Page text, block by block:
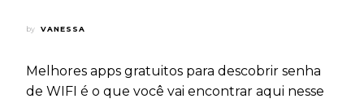
by VANESSA
Melhores apps gratuitos para descobrir senha
de WIFI é o que você vai encontrar aqui nesse